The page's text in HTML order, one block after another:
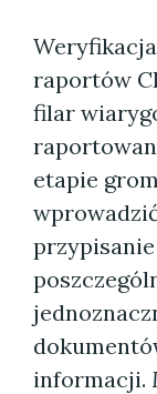
raportów
filar
etapie
informacji.